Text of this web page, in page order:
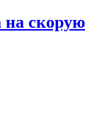
на скорую